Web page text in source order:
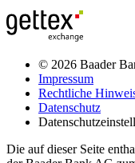
© 2026 Baader
Impressum
Rechtliche
Datenschutz
Die auf dieser Seite